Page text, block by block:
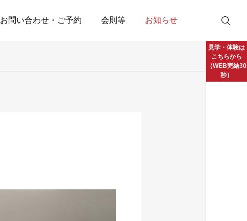
お問い合わせ・ご予約 会則等 お知らせ
見学・体験は
こちらから
（WEB完結30
秒）